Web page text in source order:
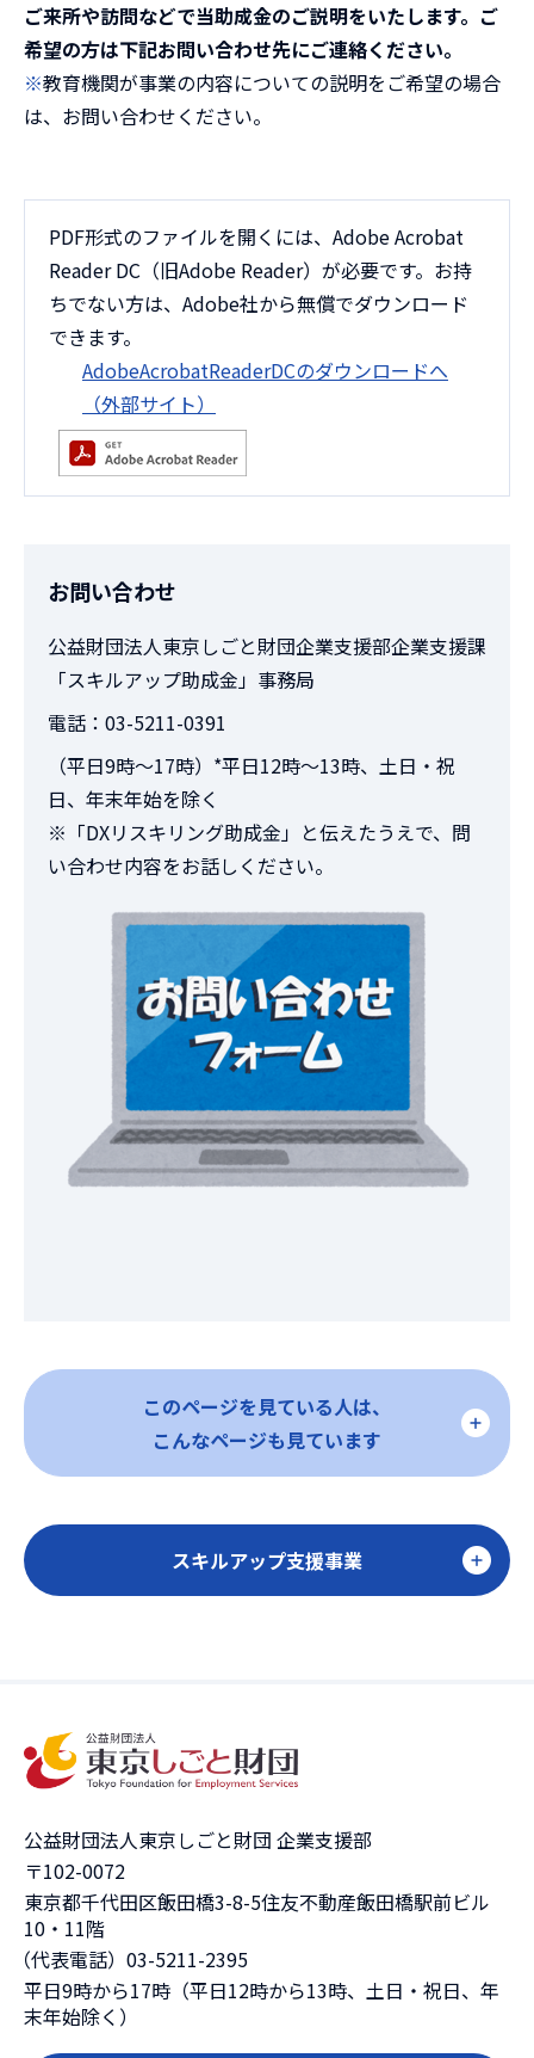
ご来所や訪問などで当助成金のご説明をいたします。ご
希望の方は下記お問い合わせ先にご連絡ください。
※教育機関が事業の内容についての説明をご希望の場合
は、お問い合わせください。
PDF形式のファイルを開くには、Adobe Acrobat
Reader DC（旧Adobe Reader）が必要です。お持
ちでない方は、Adobe社から無償でダウンロード
できます。
AdobeAcrobatReaderDCのダウンロードへ
（外部サイト）
お問い合わせ
公益財団法人東京しごと財団企業支援部企業支援課
「スキルアップ助成金」事務局
電話：03-5211-0391
（平日9時～17時）*平日12時～13時、土日・祝
日、年末年始を除く
※「DXリスキリング助成金」と伝えたうえで、問
い合わせ内容をお話しください。
このページを見ている人は、
こんなページも見ています
スキルアップ支援事業
公益財団法人東京しごと財団 企業支援部
〒102-0072
東京都千代田区飯田橋3-8-5住友不動産飯田橋駅前ビル
10・11階
（代表電話）03-5211-2395
平日9時から17時（平日12時から13時、土日・祝日、年
末年始除く）